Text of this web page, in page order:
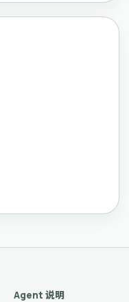
Agent 说明